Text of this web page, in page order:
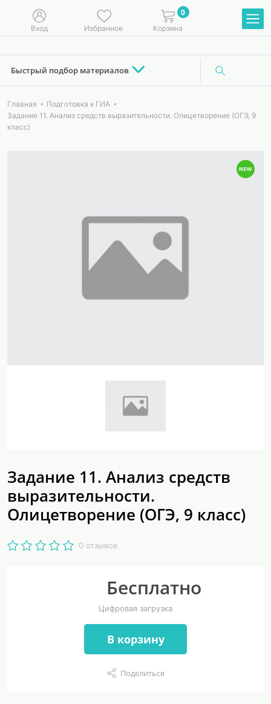
Вход Избранное
0
Корзина
Быстрый подбор материалов
Главная
Подготовка к ГИА
Задание 11. Анализ средств выразительности. Олицетворение (ОГЭ, 9
класс)
Задание 11. Анализ средств
выразительности.
Олицетворение (ОГЭ, 9 класс)
0 отзывов
Бесплатно
Цифровая загрузка
В корзину
Поделиться